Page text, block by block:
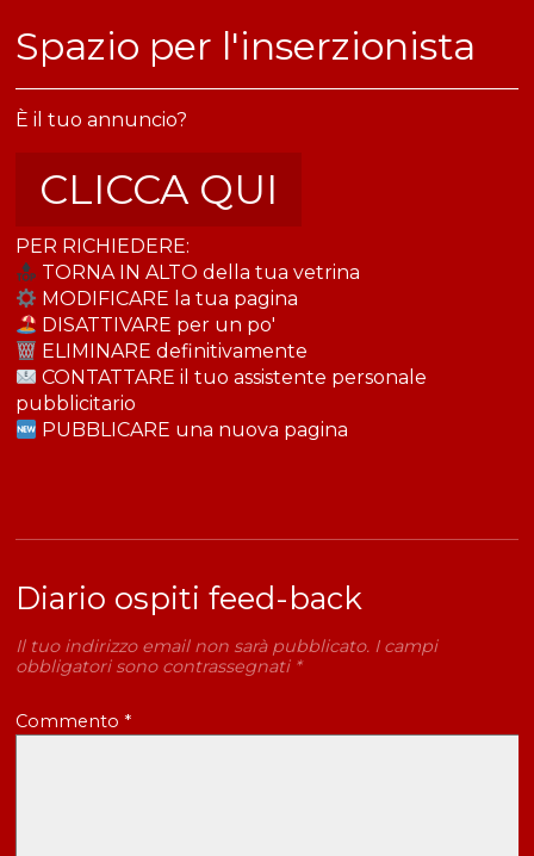
​Spazio per l'inserzionista
È il tuo annuncio?
CLICCA QUI
PER RICHIEDERE:
TORNA IN ALTO della tua vetrina
MODIFICARE la tua pagina
DISATTIVARE per un po'
ELIMINARE definitivamente
CONTATTARE il tuo assistente personale
pubblicitario
PUBBLICARE una nuova pagina
Diario ospiti feed-back
Il tuo indirizzo email non sarà pubblicato. I campi
obbligatori sono contrassegnati *
Commento *